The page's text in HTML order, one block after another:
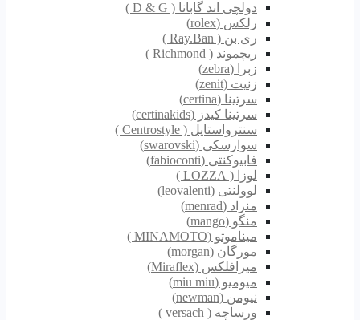
دولچی اند گابانا ( D & G )
رلکس (rolex)
ری بن ( Ray.Ban )
ریچموند ( Richmond )
زبرا (zebra)
زنیت (zenit)
سرتینا (certina)
سرتینا کیدز (certinakids)
سنترواستایل ( Centrostyle )
سوارسکی (swarovski)
فابیوکنتی (fabioconti)
لوزا ( LOZZA )
لوولنتی (leovalenti)
منراد (menrad)
منگو (mango)
میناموتو (MINAMOTO )
مورگان (morgan)
میرافلکس (Miraflex)
میومیو (miu miu)
نیومن (newman)
ورساچه ( versach )